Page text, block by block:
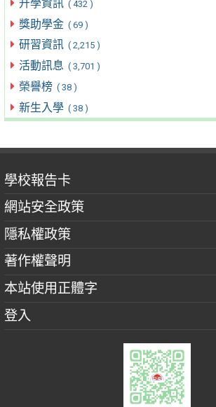
升學資訊 ( 432 )
獎助學金 ( 69 )
研習資訊 ( 2,215 )
活動訊息 ( 3,701 )
榮譽榜 ( 38 )
新生入學 ( 38 )
學校報告卡
網站安全政策
隱私權政策
著作權聲明
本站使用正體字
登入